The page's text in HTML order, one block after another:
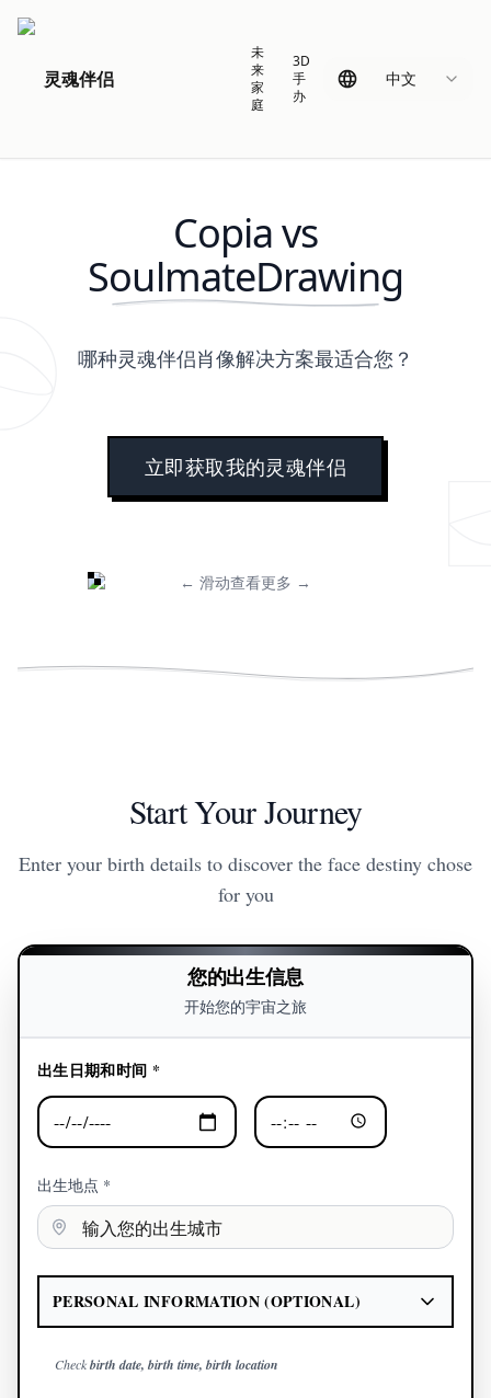
灵魂伴侣
未
来
家
庭
3D
手
办
中文
Copia vs
SoulmateDrawing
哪种灵魂伴侣肖像解决方案最适合您？
立即获取我的灵魂伴侣
← 滑动查看更多 →
Start Your Journey
Enter your birth details to discover the face destiny chose
for you
您的出生信息
开始您的宇宙之旅
出生日期和时间 *
出生地点 *
PERSONAL INFORMATION (OPTIONAL)
Checkbirth date, birth time, birth location